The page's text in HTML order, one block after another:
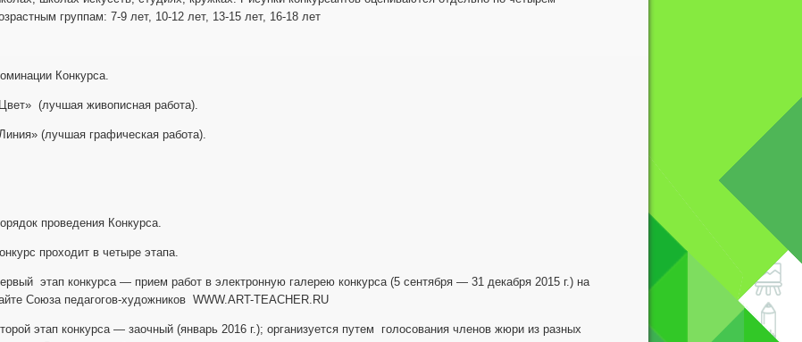
группам: 7-9 лет, 10-12 лет, 13-15 лет, 16-18 лет
Конкурса.
(лучшая живописная работа).
(лучшая графическая работа).
проведения Конкурса.
проходит в четыре этапа.
этап конкурса — прием работ в электронную галерею конкурса (5 сентября — 31 декабря 2015 г.) на
Союза педагогов-художников WWW.ART-TEACHER.RU
этап конкурса — заочный (январь 2016 г.); организуется путем голосования членов жюри из разных